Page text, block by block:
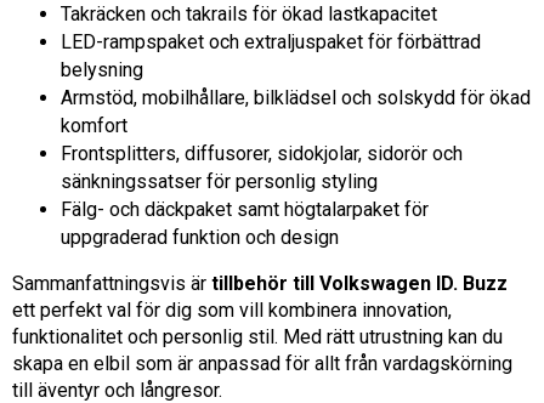
Takräcken och takrails för ökad lastkapacitet
LED-rampspaket och extraljuspaket för förbättrad
belysning
Armstöd, mobilhållare, bilklädsel och solskydd för ökad
komfort
Frontsplitters, diffusorer, sidokjolar, sidorör och
sänkningssatser för personlig styling
Fälg- och däckpaket samt högtalarpaket för
uppgraderad funktion och design
Sammanfattningsvis är tillbehör till Volkswagen ID. Buzz
ett perfekt val för dig som vill kombinera innovation,
funktionalitet och personlig stil. Med rätt utrustning kan du
skapa en elbil som är anpassad för allt från vardagskörning
till äventyr och långresor.